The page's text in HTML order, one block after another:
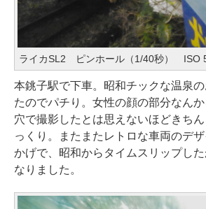
ライカSL2 ピンホール（1/40秒） ISO
本銚子駅で下車。昭和チックな温泉
たのでパチり。女性の顔の部分なん
穴で撮影したとは思えないほどきち
っくり。またまたレトロな車両のデ
かげで、昭和からタイムスリップし
なりました。